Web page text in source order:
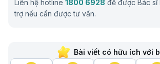
Liên hệ hotline 1800 6928 để được Bác sĩ
trợ nếu cần được tư vấn.
Bài viết có hữu ích với